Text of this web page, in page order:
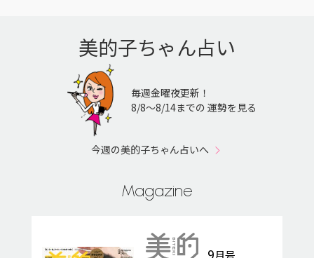
美的子ちゃん占い
毎週金曜夜更新！
8/8〜8/14までの 運勢を見る
今週の美的子ちゃん占いへ
Magazine
9月号